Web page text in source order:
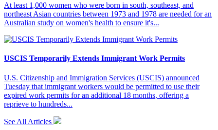
At least 1,000 women who were born in south, southeast, and
northeast Asian countries between 1973 and 1978 are needed for an
Australian study on women's health to ensure it's...
USCIS Temporarily Extends Immigrant Work Permits
U.S. Citizenship and Immigration Services (USCIS) announced
Tuesday that immigrant workers would be permitted to use their
expired work permits for an additional 18 months, offering a
reprieve to hundreds...
See All Articles